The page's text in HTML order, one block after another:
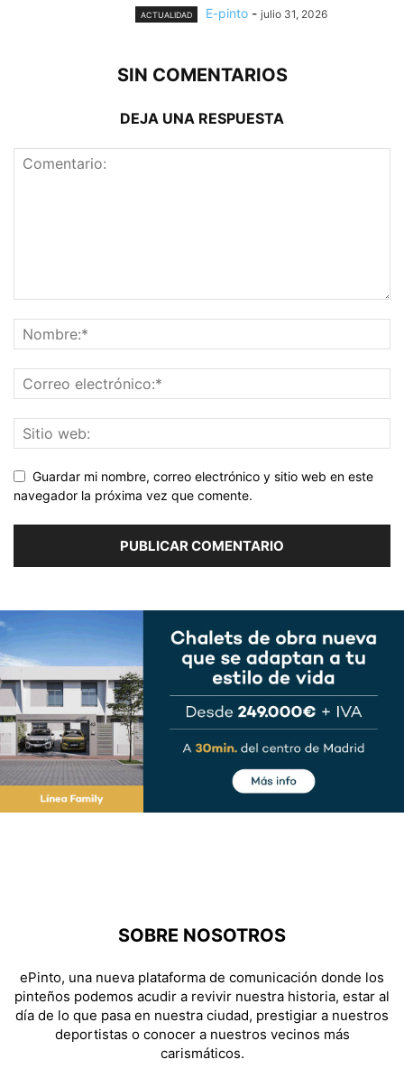
ACTUALIDAD E-pinto - julio 31, 2026
SIN COMENTARIOS
DEJA UNA RESPUESTA
Guardar mi nombre, correo electrónico y sitio web en este
navegador la próxima vez que comente.
SOBRE NOSOTROS
ePinto, una nueva plataforma de comunicación donde los
pinteños podemos acudir a revivir nuestra historia, estar al
día de lo que pasa en nuestra ciudad, prestigiar a nuestros
deportistas o conocer a nuestros vecinos más
carismáticos.